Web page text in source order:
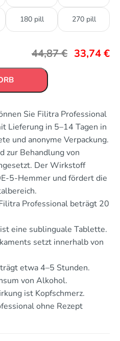
180 pill 270 pill
44,87€ 33,74€
Sie Filitra Professional
Lieferung in 5–14 Tagen in
und anonyme Verpackung.
zur Behandlung von
Der Wirkstoff
5-Hemmer und fördert die
Professional beträgt 20
eine sublinguale Tablette.
setzt innerhalb von
etwa 4–5 Stunden.
von Alkohol.
ist Kopfschmerz.
ohne Rezept